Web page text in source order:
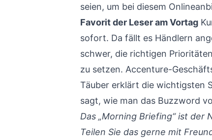
seien, um bei diesem
Favorit der Leser am Vortag
sofort. Da fällt es Händlern
schwer, die richtigen
zu setzen. Accenture-
Täuber erklärt die wichtigsten
sagt, wie man das Buzzword
Das „Morning Briefing“ ist der
Teilen Sie das gerne mit